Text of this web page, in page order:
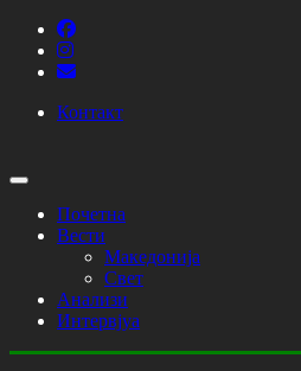
Контакт
Почетна
Вести
Македонија
Свет
Анализи
Интервјуа